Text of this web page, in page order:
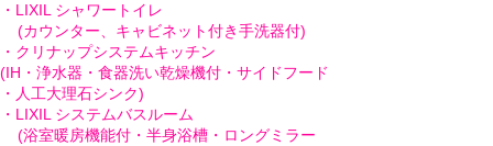
・LIXIL シャワートイレ
(カウンター、キャビネット付き手洗器付)
・クリナップシステムキッチン
(IH・浄水器・食器洗い乾燥機付・サイドフード
・人工大理石シンク)
・LIXIL システムバスルーム
(浴室暖房機能付・半身浴槽・ロングミラー